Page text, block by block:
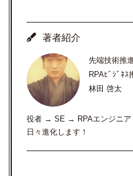
著者紹介
先端技術推
RPAﾋﾞｼﾞﾈｽ
林田 啓太
役者 → SE → RPAエンジニ
日々進化します！